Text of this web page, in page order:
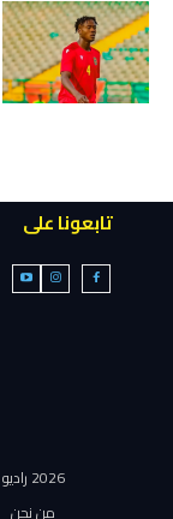
تابعونا على
2026 راديو مارس - الإذاعة الرياضية رقم واحد في المغرب
من نحن